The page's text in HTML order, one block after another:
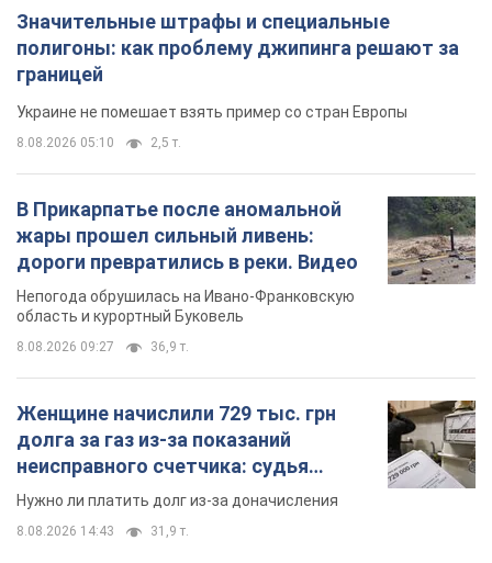
Значительные штрафы и специальные
полигоны: как проблему джипинга решают за
границей
Украине не помешает взять пример со стран Европы
8.08.2026 05:10 2,5 т.
В Прикарпатье после аномальной
жары прошел сильный ливень:
дороги превратились в реки. Видео
Непогода обрушилась на Ивано-Франковскую
область и курортный Буковель
8.08.2026 09:27 36,9 т.
Женщине начислили 729 тыс. грн
долга за газ из-за показаний
неисправного счетчика: судья
вынес неожиданное решение
Нужно ли платить долг из-за доначисления
8.08.2026 14:43 31,9 т.